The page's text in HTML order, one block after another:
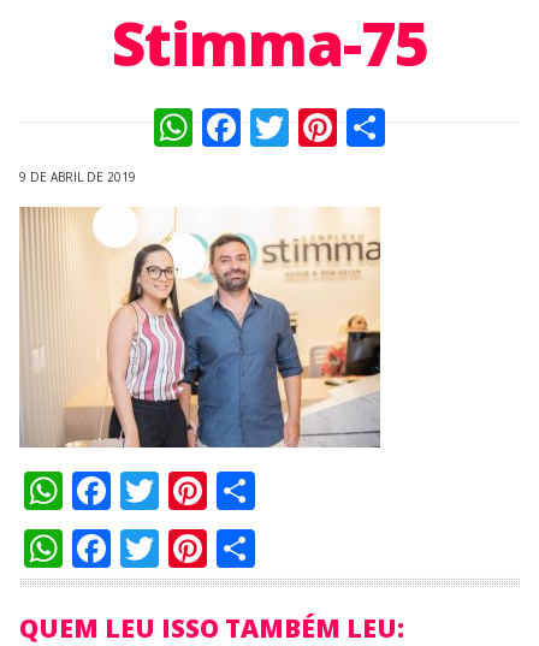
Stimma-75
WhatsApp
Facebook
TwitterPinterest
9 DE ABRIL DE 2019
WhatsApp
Facebook
Twitter
Pinterest
Compartilhar
WhatsApp
Facebook
Twitter
Pinterest
Compartilhar
QUEM LEU ISSO TAMBÉM LEU: